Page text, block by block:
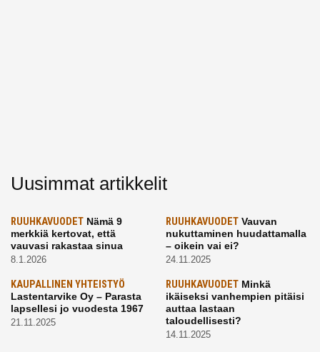
Uusimmat artikkelit
RUUHKAVUODET Nämä 9
merkkiä kertovat, että
vauvasi rakastaa sinua
8.1.2026
RUUHKAVUODETVauvan
nukuttaminen huudattamalla
– oikein vai ei?
24.11.2025
KAUPALLINEN YHTEISTYÖ
Lastentarvike Oy – Parasta
lapsellesi jo vuodesta 1967
21.11.2025
RUUHKAVUODETMinkä
ikäiseksi vanhempien pitäisi
auttaa lastaan
taloudellisesti?
14.11.2025